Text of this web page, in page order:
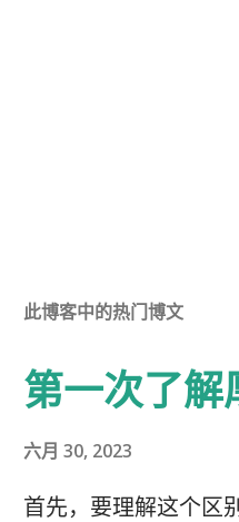
此博客中的热门博文
第一次了解
六月 30, 2023
首先，要理解这个区